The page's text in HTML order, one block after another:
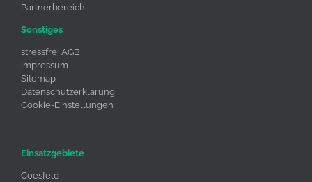
Partnerbereich
Sonstiges
stressfrei AGB
Impressum
Sitemap
Datenschutzerklärung
Cookie-Einstellungen
Einsatzgebiete
Coesfeld